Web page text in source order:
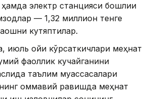
электр станцияси бошлиғи
— 1,32 миллион тенге
кутяптилар.
июль ойи кўрсаткичлари меҳнат
фаоллик кучайганини
таълим муассасалари
оммавий равишда меҳнат